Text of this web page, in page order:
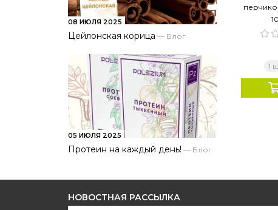
08 ИЮЛЯ 2025
Цейлонская корица — Блог
05 ИЮЛЯ 2025
Протеин на каждый день! — Блог
1
НОВОСТНАЯ РАССЫЛКА